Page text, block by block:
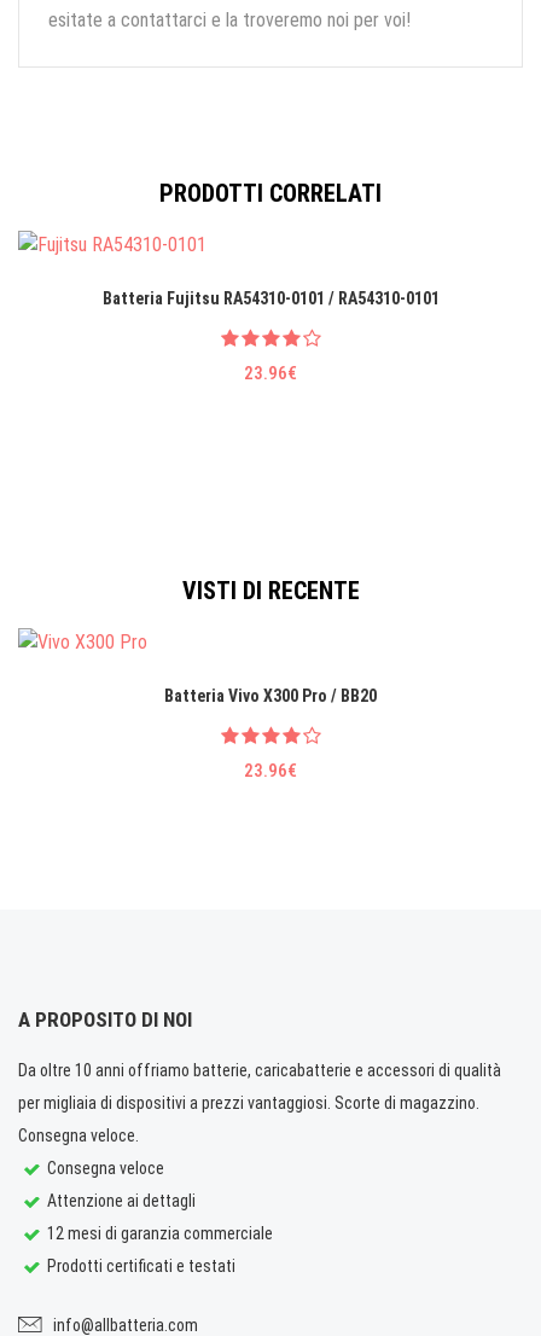
esitate a contattarci e la troveremo noi per voi!
PRODOTTI CORRELATI
Batteria Fujitsu RA54310-0101 / RA54310-0101
23.96€
VISTI DI RECENTE
Batteria Vivo X300 Pro / BB20
23.96€
A PROPOSITO DI NOI
Da oltre 10 anni offriamo batterie, caricabatterie e accessori di qualità
per migliaia di dispositivi a prezzi vantaggiosi. Scorte di magazzino.
Consegna veloce.
Consegna veloce
Attenzione ai dettagli
12 mesi di garanzia commerciale
Prodotti certificati e testati
info@allbatteria.com